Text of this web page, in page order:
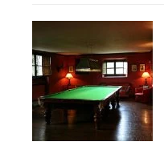
Хобби
Разное
Праздники